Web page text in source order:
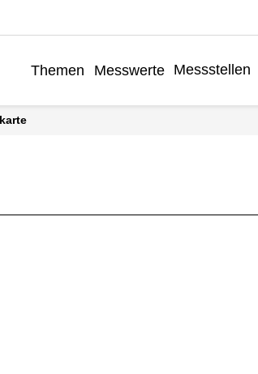
Themen Messwerte Messstellen